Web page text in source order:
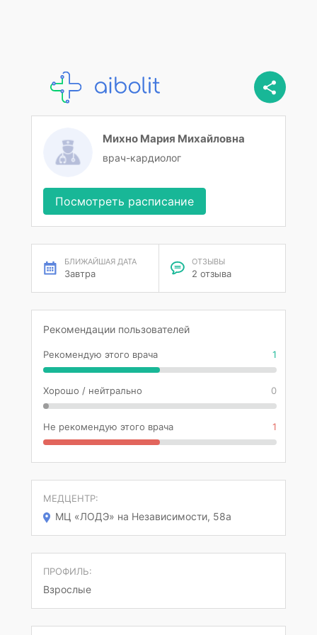
Михно Мария Михайловна
врач-кардиолог
Посмотреть расписание
БЛИЖАЙШАЯ ДАТА
Завтра
ОТЗЫВЫ
2 отзыва
Рекомендации пользователей
Рекомендую этого врача 1
Хорошо / нейтрально 0
Не рекомендую этого врача 1
МЕДЦЕНТР:
МЦ «ЛОДЭ» на Независимости, 58а
ПРОФИЛЬ:
Взрослые